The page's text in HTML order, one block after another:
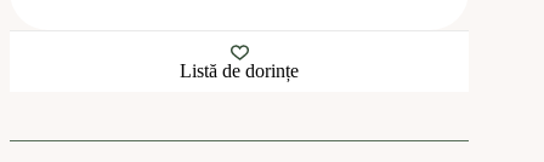
Listă de dorințe